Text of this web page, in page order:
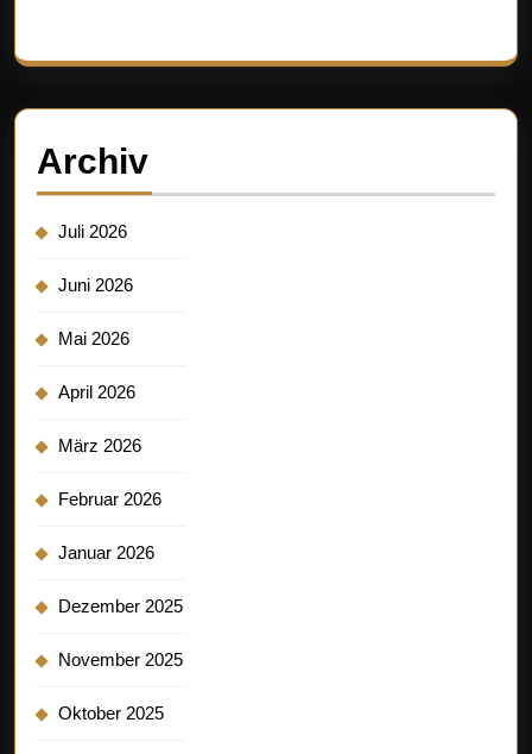
Archiv
Juli 2026
Juni 2026
Mai 2026
April 2026
März 2026
Februar 2026
Januar 2026
Dezember 2025
November 2025
Oktober 2025